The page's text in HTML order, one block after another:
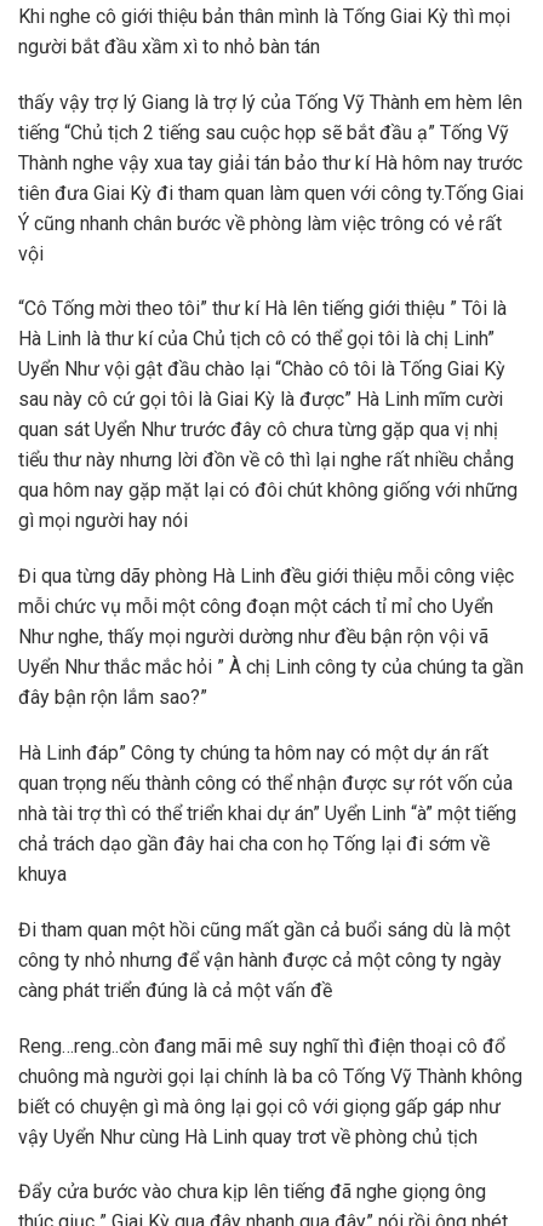
Khi nghe cô giới thiệu bản thân mình là Tống Giai Kỳ thì mọi
người bắt đầu xầm xì to nhỏ bàn tán
thấy vậy trợ lý Giang là trợ lý của Tống Vỹ Thành em hèm lên
tiếng “Chủ tịch 2 tiếng sau cuộc họp sẽ bắt đầu ạ” Tống Vỹ
Thành nghe vậy xua tay giải tán bảo thư kí Hà hôm nay trước
tiên đưa Giai Kỳ đi tham quan làm quen với công ty.Tống Giai
Ý cũng nhanh chân bước về phòng làm việc trông có vẻ rất
vội
“Cô Tống mời theo tôi” thư kí Hà lên tiếng giới thiệu ” Tôi là
Hà Linh là thư kí của Chủ tịch cô có thể gọi tôi là chị Linh”
Uyển Như vội gật đầu chào lại “Chào cô tôi là Tống Giai Kỳ
sau này cô cứ gọi tôi là Giai Kỳ là được” Hà Linh mĩm cười
quan sát Uyển Như trước đây cô chưa từng gặp qua vị nhị
tiểu thư này nhưng lời đồn về cô thì lại nghe rất nhiều chẳng
qua hôm nay gặp mặt lại có đôi chút không giống với những
gì mọi người hay nói
Đi qua từng dãy phòng Hà Linh đều giới thiệu mỗi công việc
mỗi chức vụ mỗi một công đoạn một cách tỉ mỉ cho Uyển
Như nghe, thấy mọi người dường như đều bận rộn vội vã
Uyển Như thắc mắc hỏi ” À chị Linh công ty của chúng ta gần
đây bận rộn lắm sao?”
Hà Linh đáp” Công ty chúng ta hôm nay có một dự án rất
quan trọng nếu thành công có thể nhận được sự rót vốn của
nhà tài trợ thì có thể triển khai dự án” Uyển Linh “à” một tiếng
chả trách dạo gần đây hai cha con họ Tống lại đi sớm về
khuya
Đi tham quan một hồi cũng mất gần cả buổi sáng dù là một
công ty nhỏ nhưng để vận hành được cả một công ty ngày
càng phát triển đúng là cả một vấn đề
Reng…reng..còn đang mãi mê suy nghĩ thì điện thoại cô đổ
chuông mà người gọi lại chính là ba cô Tống Vỹ Thành không
biết có chuyện gì mà ông lại gọi cô với giọng gấp gáp như
vậy Uyển Như cùng Hà Linh quay trơt về phòng chủ tịch
Đẩy cửa bước vào chưa kịp lên tiếng đã nghe giọng ông